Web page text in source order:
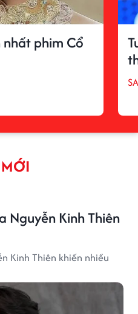
phim Cổ
Nguyễn Kinh Thiên
Kinh Thiên khiến nhiều